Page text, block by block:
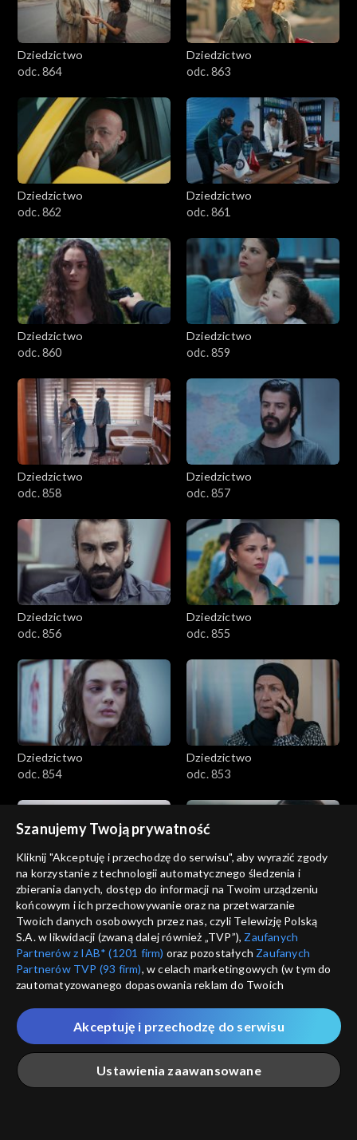
Dziedzictwo
odc. 864
Dziedzictwo
odc. 863
Dziedzictwo
odc. 862
Dziedzictwo
odc. 861
Dziedzictwo
odc. 860
Dziedzictwo
odc. 859
Dziedzictwo
odc. 858
Dziedzictwo
odc. 857
Dziedzictwo
odc. 856
Dziedzictwo
odc. 855
Dziedzictwo
odc. 854
Dziedzictwo
odc. 853
Dziedzictwo
odc. 852
Dziedzictwo
odc. 851
Dziedzictwo
odc. 850
Dziedzictwo
odc. 849
Szanujemy Twoją prywatność
Kliknij "Akceptuję i przechodzę do serwisu", aby wyrazić zgody
na korzystanie z technologii automatycznego śledzenia i
zbierania danych, dostęp do informacji na Twoim urządzeniu
końcowym i ich przechowywanie oraz na przetwarzanie
Twoich danych osobowych przez nas, czyli Telewizję Polską
S.A. w likwidacji (zwaną dalej również „TVP”), Zaufanych
Partnerów z IAB* (1201 firm) oraz pozostałych Zaufanych
Partnerów TVP (93 firm), w celach marketingowych (w tym do
zautomatyzowanego dopasowania reklam do Twoich
które wskazujemy poniżej, a także zgody na udostępnianie
przez nas identyfikatora PPID do Google.
Twoje dane osobowe zbierane podczas odwiedzania przez
Ciebie naszych
poszczególnych serwisówzwanych dalej
„Portalem”, w tym informacje zapisywane za pomocą
Ustawienia zaawansowane
Akceptuję i przechodzę do serwisu